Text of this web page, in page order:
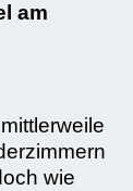
am
wie